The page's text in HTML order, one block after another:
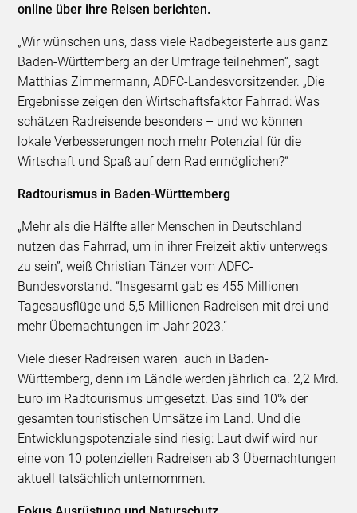
online über ihre Reisen berichten.
„Wir wünschen uns, dass viele Radbegeisterte aus ganz
Baden-Württemberg an der Umfrage teilnehmen“, sagt
Matthias Zimmermann, ADFC-Landesvorsitzender. „Die
Ergebnisse zeigen den Wirtschaftsfaktor Fahrrad: Was
schätzen Radreisende besonders – und wo können
lokale Verbesserungen noch mehr Potenzial für die
Wirtschaft und Spaß auf dem Rad ermöglichen?“
Radtourismus in Baden-Württemberg
„Mehr als die Hälfte aller Menschen in Deutschland
nutzen das Fahrrad, um in ihrer Freizeit aktiv unterwegs
zu sein”, weiß Christian Tänzer vom ADFC-
Bundesvorstand. “Insgesamt gab es 455 Millionen
Tagesausflüge und 5,5 Millionen Radreisen mit drei und
mehr Übernachtungen im Jahr 2023.”
Viele dieser Radreisen waren auch in Baden-
Württemberg, denn im Ländle werden jährlich ca. 2,2 Mrd.
Euro im Radtourismus umgesetzt. Das sind 10% der
gesamten touristischen Umsätze im Land. Und die
Entwicklungspotenziale sind riesig: Laut dwif wird nur
eine von 10 potenziellen Radreisen ab 3 Übernachtungen
aktuell tatsächlich unternommen.